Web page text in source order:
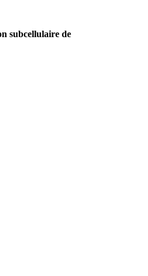
subcellulaire de